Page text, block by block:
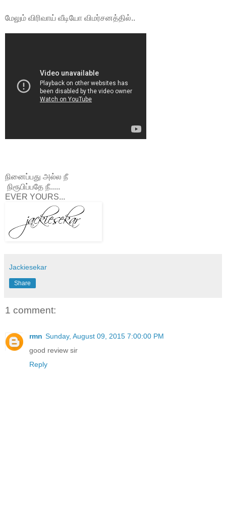
மேலும் விரிவாய் வீடியோ விமர்சனத்தில்..
நினைப்பது அல்ல நீ
நிரூபிப்பதே நீ.....
EVER YOURS...
Jackiesekar
Share
1 comment:
rmn Sunday, August 09, 2015 7:00:00 PM
good review sir
Reply